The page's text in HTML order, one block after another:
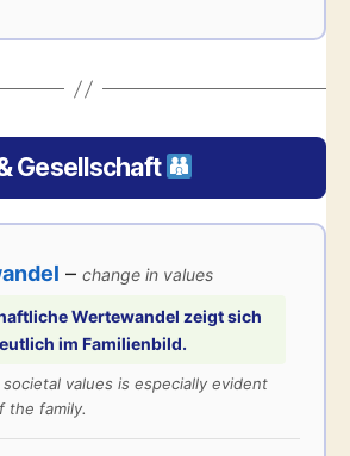
Gesellschaft
– change in values
Wertewandel zeigt sich
im Familienbild.
values is especially evident
the family.